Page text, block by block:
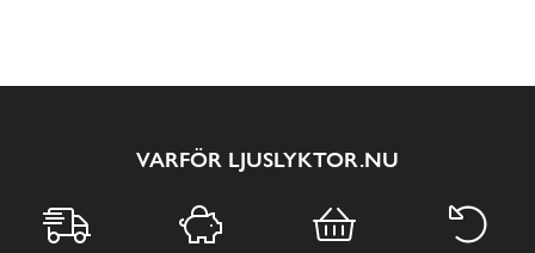
VARFÖR LJUSLYKTOR.NU